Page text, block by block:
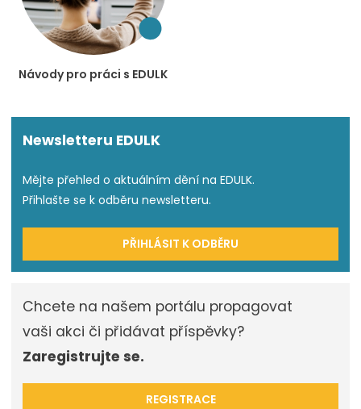
Návody pro práci s EDULK
Newsletteru EDULK
Mějte přehled o aktuálním dění na EDULK.
Přihlašte se k odběru newsletteru.
PŘIHLÁSIT K ODBĚRU
Chcete na našem portálu propagovat
vaši akci či přidávat příspěvky?
Zaregistrujte se.
REGISTRACE